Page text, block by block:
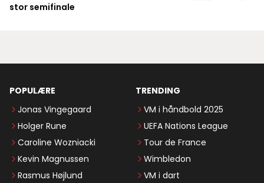
stor semifinale
POPULÆRE
Jonas Vingegaard
Holger Rune
Caroline Wozniacki
Kevin Magnussen
Rasmus Højlund
TRENDING
VM i håndbold 2025
UEFA Nations League
Tour de France
Wimbledon
VM i dart